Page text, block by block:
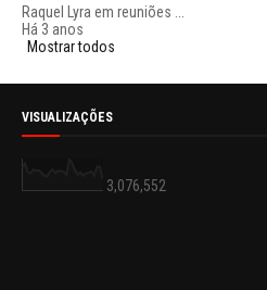
Raquel Lyra em reuniões ...
Há 3 anos
Mostrar todos
VISUALIZAÇÕES
3,076,552